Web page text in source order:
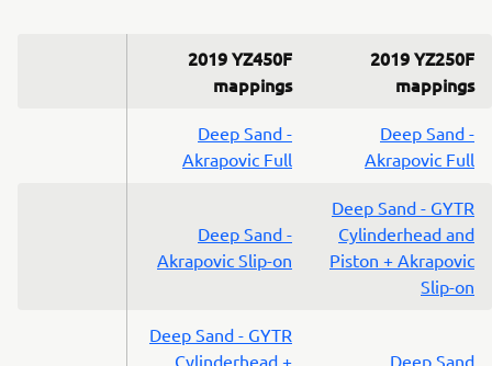
2019 YZ450F
mappings
2019 YZ250F
mappings
Deep Sand -
Akrapovic Full
Deep Sand -
Akrapovic Full
Deep Sand -
Akrapovic Slip-on
Deep Sand - GYTR
Cylinderhead and
Piston + Akrapovic
Slip-on
Deep Sand - GYTR
Cylinderhead +
Deep Sand